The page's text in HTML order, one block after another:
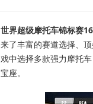
世界超级摩托车锦标赛
来了丰富的赛道选择、
戏中选择多款强力摩托
宝座。